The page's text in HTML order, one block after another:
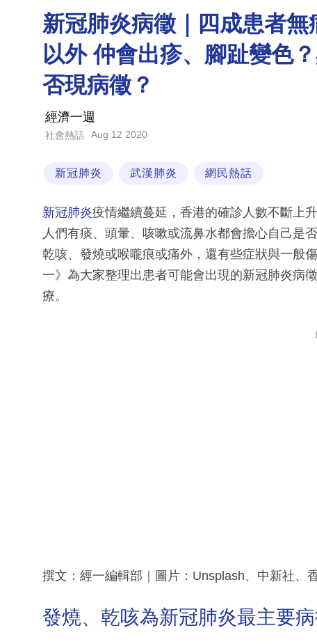
新冠肺炎病徵｜四成患者
以外 仲會出疹、腳趾變色
否現病徵？
經濟一週
社會熱話 Aug 12 2020
新冠肺炎 武漢肺炎 網民熱話
新冠肺炎疫情繼續蔓延，香港的確診人數不斷上
人們有痰、頭暈、咳嗽或流鼻水都會擔心自己是
乾咳、發燒或喉嚨痕或痛外，還有些症狀與一般
一》為大家整理出患者可能會出現的新冠肺炎病
療。
撰文：經一編輯部｜圖片：Unsplash、中新社、
發燒、乾咳為新冠肺炎最主要